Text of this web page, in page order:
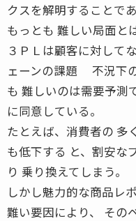
クスを解明することであ
もっとも 難しい局面
３ＰＬは顧客に対して
ェーンの課題 不況下
も 難しいのは需要予測
に同意している。
たとえば、消費者の 多
も低下する と、割安な
り 乗り換えてしまう。
しかし魅力的な商品レ
難い要因により、 その